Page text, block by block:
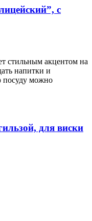
с
стильным акцентом на
напитки и
посуду можно
для виски